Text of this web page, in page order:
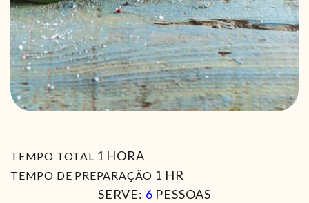
TEMPO TOTAL 1 HORA
HORA
TEMPO DE PREPARAÇÃO 1 HORA
HR
SERVE: 6 PESSOAS